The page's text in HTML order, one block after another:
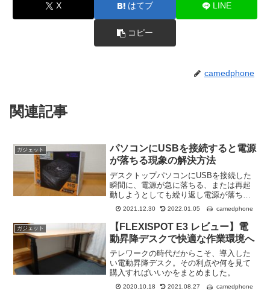
X はてブ LINE
コピー
camedphone
関連記事
ガジェット
パソコンにUSBを接続すると電源
が落ちる現象の解決方法
デスクトップパソコンにUSBを接続した
瞬間に、電源が急に落ちる、または再起
動しようとしても繰り返し電源が落ちる
症状が発生しました。 この現象の原因と
解決方法について紹介します。また、そ
れだけではなく他に試したことについて
も合わせて紹介します。
2021.12.30 2022.01.05 camedphone
ガジェット
【FLEXISPOT E3 レビュー】電
動昇降デスクで快適な作業環境へ
テレワークの時代だからこそ、導入した
い電動昇降デスク。その利点や何を見て
購入すればいいかをまとめました。
2020.10.18 2021.08.27 camedphone